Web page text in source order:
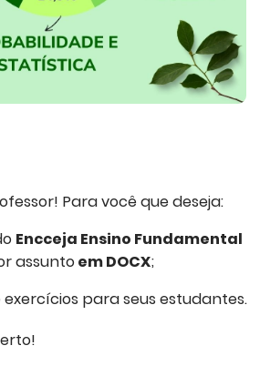
Para você que deseja:
Encceja Ensino Fundamental
assuntoem DOCX;
exercícios para seus estudantes.